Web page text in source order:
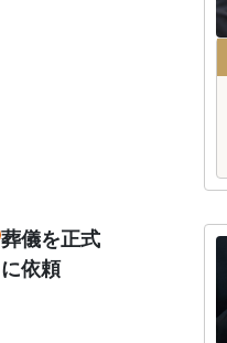
葬儀を正式
に依頼